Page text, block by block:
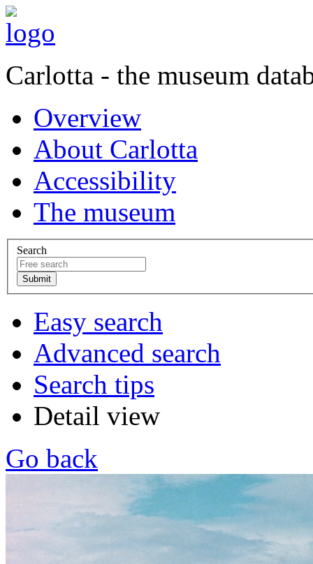
Carlotta - the museum
Overview
About Carlotta
Accessibility
The museum
Search
Easy search
Advanced search
Search tips
Detail view
Go back